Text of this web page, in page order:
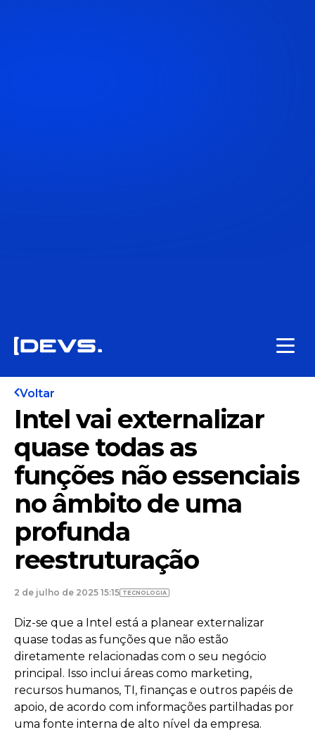
Voltar
Intel vai externalizar
quase todas as
funções não essenciais
no âmbito de uma
profunda
reestruturação
2 de julho de 2025 15:15 TECNOLOGIA
Diz-se que a Intel está a planear externalizar
quase todas as funções que não estão
diretamente relacionadas com o seu negócio
principal. Isso inclui áreas como marketing,
recursos humanos, TI, finanças e outros papéis de
apoio, de acordo com informações partilhadas por
uma fonte interna de alto nível da empresa.